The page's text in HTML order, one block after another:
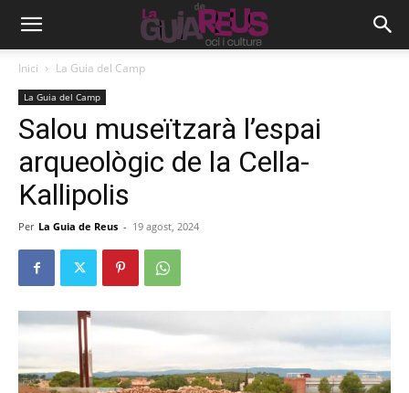
Inici La Guia del Camp
La Guia del Camp
Salou museïtzarà l’espai
arqueològic de la Cella-
Kallipolis
Per La Guia de Reus - 19 agost, 2024